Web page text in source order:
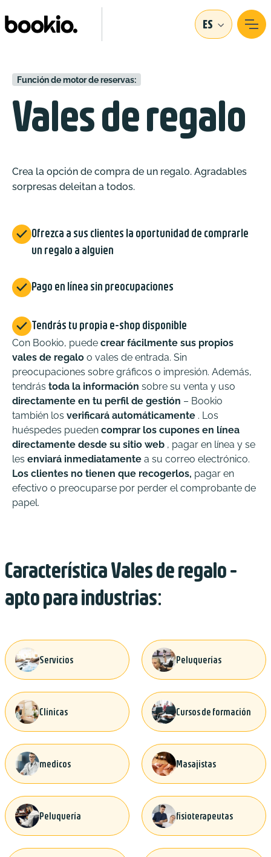
ES
Función de motor de reservas:
Vales de regalo
Crea la opción de compra de un regalo. Agradables
sorpresas deleitan a todos.
 Ofrezca a sus clientes la oportunidad de comprarle
un regalo a alguien
 Pago en línea sin preocupaciones
 Tendrás tu propia e-shop disponible
Con Bookio, puede crear fácilmente sus propios
vales de regalo o vales de entrada. Sin
preocupaciones sobre gráficos o impresión. Además,
tendrás toda la información sobre su venta y uso
directamente en tu perfil de gestión – Bookio
también los verificará automáticamente . Los
huéspedes pueden comprar los cupones en línea
directamente desde su sitio web , pagar en línea y se
les enviará inmediatamente a su correo electrónico.
Los clientes no tienen que recogerlos, pagar en
efectivo o preocuparse por perder el comprobante de
papel.
Característica Vales de regalo -
apto para industrias:
Servicios Peluquerías
Clínicas Cursos de formación
medicos Masajistas
Peluquería fisioterapeutas